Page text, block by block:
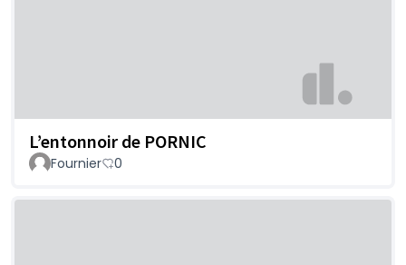
L’entonnoir de PORNIC
Fournier 0